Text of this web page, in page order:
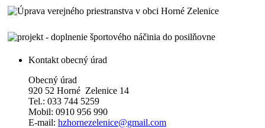
Kontakt obecný úrad
Obecný úrad
920 52 Horné Zelenice 14
Tel.: 033 744 5259
Mobil: 0910 956 990
E-mail: hzhornezelenice@gmail.com